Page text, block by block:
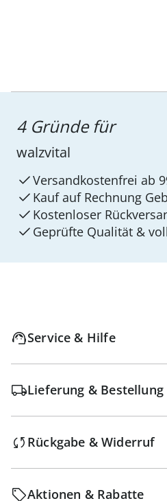
4 Gründe für
walzvital
Versandkostenfrei ab
Kauf auf Rechnung
Kostenloser
Geprüfte Qualität &
Service & Hilfe
Lieferung & Bestellung
Rückgabe & Widerruf
Aktionen & Rabatte